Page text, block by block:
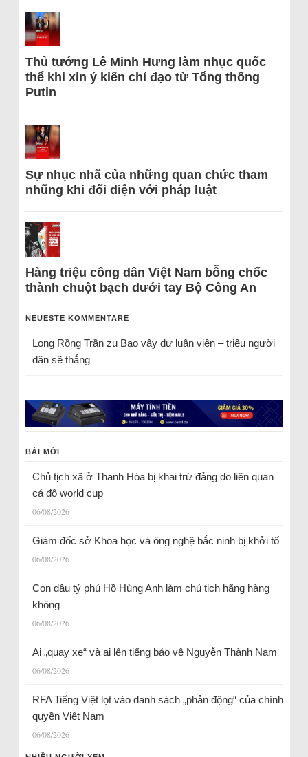
Thủ tướng Lê Minh Hưng làm nhục quốc
thể khi xin ý kiến chỉ đạo từ Tổng thống
Putin
Sự nhục nhã của những quan chức tham
nhũng khi đối diện với pháp luật
Hàng triệu công dân Việt Nam bỗng chốc
thành chuột bạch dưới tay Bộ Công An
NEUESTE KOMMENTARE
Long Rồng Trầnzu Bao vây dư luận viên – triệu người
dân sẽ thắng
BÀI MỚI
Chủ tịch xã ở Thanh Hóa bị khai trừ đảng do liên quan
cá độ world cup
06/08/2026
Giám đốc sở Khoa học và ông nghệ bắc ninh bị khởi tố
06/08/2026
Con dâu tỷ phú Hồ Hùng Anh làm chủ tịch hãng hàng
không
06/08/2026
Ai „quay xe“ và ai lên tiếng bảo vệ Nguyễn Thành Nam
06/08/2026
RFA Tiếng Việt lọt vào danh sách „phản động“ của chính
quyền Việt Nam
06/08/2026